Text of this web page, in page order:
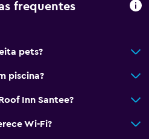
frequentes
pets?
piscina?
Inn Santee?
Wi-Fi?